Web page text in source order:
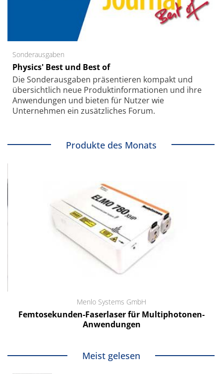
Sonderausgaben
Physics' Best und Best of
Die Sonder­ausgaben präsentieren kompakt und
übersichtlich neue Produkt­informationen und ihre
Anwendungen und bieten für Nutzer wie
Unternehmen ein zusätzliches Forum.
Produkte des Monats
Menlo Systems GmbH
Femtosekunden-Faserlaser für Multiphotonen-
Anwendungen
Meist gelesen